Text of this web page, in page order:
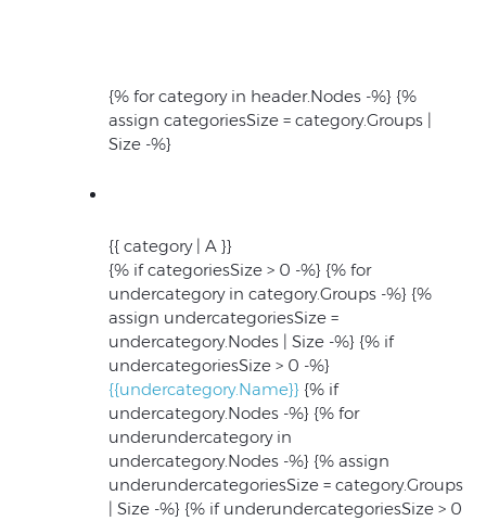
{% for category in header.Nodes -%} {%
assign categoriesSize = category.Groups |
Size -%}
{{ category | A }}
{% if categoriesSize > 0 -%} {% for
undercategory in category.Groups -%} {%
assign undercategoriesSize =
undercategory.Nodes | Size -%} {% if
undercategoriesSize > 0 -%}
{{undercategory.Name}} {% if
undercategory.Nodes -%} {% for
underundercategory in
undercategory.Nodes -%} {% assign
underundercategoriesSize = category.Groups
| Size -%} {% if underundercategoriesSize > 0